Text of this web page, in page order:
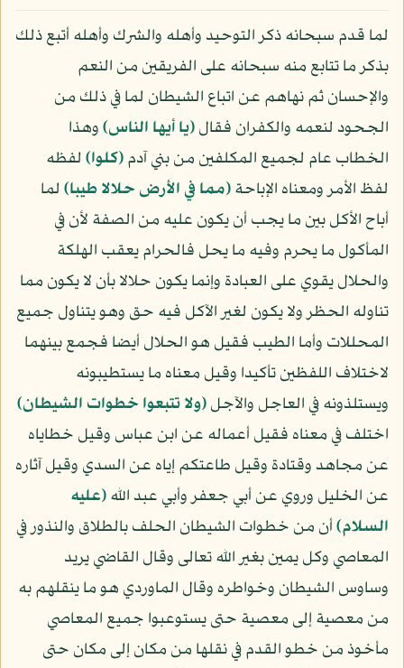
لما قدم سبحانه ذكر التوحيد وأهله والشرك وأهله أتبع ذلك
بذكر ما تتابع منه سبحانه على الفريقين من النعم
والإحسان ثم نهاهم عن اتباع الشيطان لما في ذلك من
الجحود لنعمه والكفران فقال﴿يا أيها الناس﴾وهذا
الخطاب عام لجميع المكلفين من بني آدم﴿كلوا﴾لفظه
لفظ الأمر ومعناه الإباحة﴿مما في الأرض حلالا طيبا﴾لما
أباح الأكل بين ما يجب أن يكون عليه من الصفة لأن في
المأكول ما يحرم وفيه ما يحل فالحرام يعقب الهلكة
والحلال يقوي على العبادة وإنما يكون حلالا بأن لا يكون مما
تناوله الحظر ولا يكون لغير الآكل فيه حق وهو يتناول جميع
المحللات وأما الطيب فقيل هو الحلال أيضا فجمع بينهما
لاختلاف اللفظين تأكيدا وقيل معناه ما يستطيبونه
ويستلذونه في العاجل والآجل﴿ولا تتبعوا خطوات الشيطان﴾
اختلف في معناه فقيل أعماله عن ابن عباس وقيل خطاياه
عن مجاهد وقتادة وقيل طاعتكم إياه عن السدي وقيل آثاره
عن الخليل وروي عن أبي جعفر وأبي عبد الله(عليه
السلام)أن من خطوات الشيطان الحلف بالطلاق والنذور في
المعاصي وكل يمين بغير الله تعالى وقال القاضي يريد
وساوس الشيطان وخواطره وقال الماوردي هو ما ينقلهم به
من معصية إلى معصية حتى يستوعبوا جميع المعاصي
مأخوذ من خطو القدم في نقلها من مكان إلى مكان حتى